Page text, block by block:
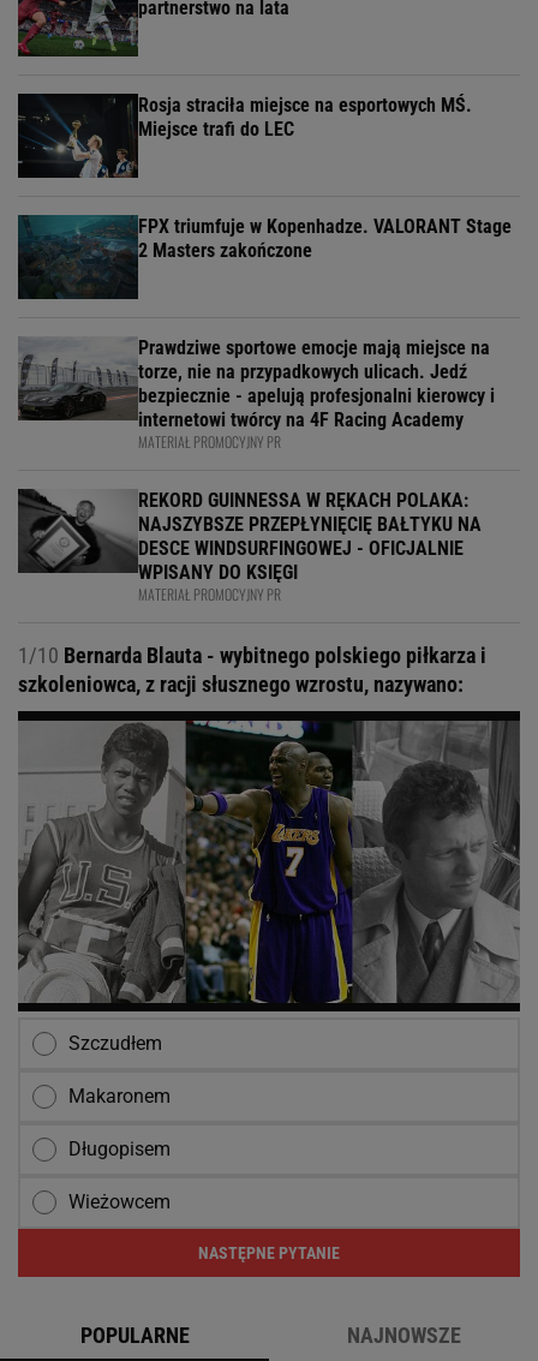
partnerstwo na lata
Rosja straciła miejsce na esportowych MŚ.
Miejsce trafi do LEC
FPX triumfuje w Kopenhadze. VALORANT Stage
2 Masters zakończone
Prawdziwe sportowe emocje mają miejsce na
torze, nie na przypadkowych ulicach. Jedź
bezpiecznie - apelują profesjonalni kierowcy i
internetowi twórcy na 4F Racing Academy
MATERIAŁ PROMOCYJNY PR
REKORD GUINNESSA W RĘKACH POLAKA:
NAJSZYBSZE PRZEPŁYNIĘCIĘ BAŁTYKU NA
DESCE WINDSURFINGOWEJ - OFICJALNIE
WPISANY DO KSIĘGI
MATERIAŁ PROMOCYJNY PR
1/10 Bernarda Blauta - wybitnego polskiego piłkarza i
szkoleniowca, z racji słusznego wzrostu, nazywano:
Szczudłem
Makaronem
Długopisem
Wieżowcem
NASTĘPNE PYTANIE
POPULARNE NAJNOWSZE